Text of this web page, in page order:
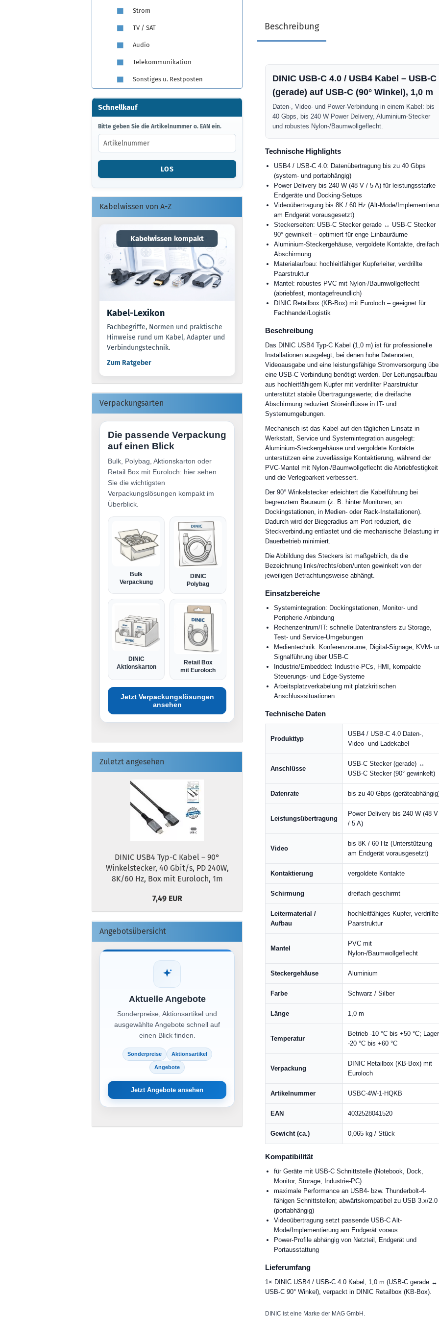
Beschreibung
DINIC USB-C 4.0 / USB4 Kabel – USB-C
(gerade) auf USB-C (90° Winkel), 1,0 m
Daten-, Video- und Power-Verbindung in einem Kabel: bis
40 Gbps, bis 240 W Power Delivery, Aluminium-Stecker
und robustes Nylon-/Baumwollgeflecht.
Technische Highlights
USB4 / USB-C 4.0: Datenübertragung bis zu 40 Gbps
(system- und portabhängig)
Power Delivery bis 240 W (48 V / 5 A) für leistungsstarke
Endgeräte und Docking-Setups
Videoübertragung bis 8K / 60 Hz (Alt-Mode/
am Endgerät vorausgesetzt)
Steckerseiten: USB-C Stecker gerade ↔ USB-C Stecker
90° gewinkelt – optimiert für enge Einbauräume
Aluminium-Steckergehäuse, vergoldete Kontakte,
Abschirmung
Materialaufbau: hochleitfähiger Kupferleiter, verdrillte
Paarstruktur
Mantel: robustes PVC mit Nylon-/Baumwollgeflecht
(abriebfest, montagefreundlich)
DINIC Retailbox (KB-Box) mit Euroloch – geeignet für
Fachhandel/Logistik
Beschreibung
Das DINIC USB4 Typ-C Kabel (1,0 m) ist für professionelle
Installationen ausgelegt, bei denen hohe Datenraten,
Videoausgabe und eine leistungsfähige Stromversorgung
eine USB-C Verbindung benötigt werden. Der Leitungsaufbau
aus hochleitfähigem Kupfer mit verdrillter Paarstruktur
unterstützt stabile Übertragungswerte; die dreifache
Abschirmung reduziert Störeinflüsse in IT- und
Systemumgebungen.
Mechanisch ist das Kabel auf den täglichen Einsatz in
Werkstatt, Service und Systemintegration ausgelegt:
Aluminium-Steckergehäuse und vergoldete Kontakte
unterstützen eine zuverlässige Kontaktierung, während der
PVC-Mantel mit Nylon-/Baumwollgeflecht die Abriebfestigkeit
und die Verlegbarkeit verbessert.
Der 90° Winkelstecker erleichtert die Kabelführung bei
begrenztem Bauraum (z. B. hinter Monitoren, an
Dockingstationen, in Medien- oder Rack-Installationen).
Dadurch wird der Biegeradius am Port reduziert, die
Steckverbindung entlastet und die mechanische Belastung
Dauerbetrieb minimiert.
Die Abbildung des Steckers ist maßgeblich, da die
Bezeichnung links/rechts/oben/unten gewinkelt von der
jeweiligen Betrachtungsweise abhängt.
Einsatzbereiche
Systemintegration: Dockingstationen, Monitor- und
Peripherie-Anbindung
Rechenzentrum/IT: schnelle Datentransfers zu Storage,
Test- und Service-Umgebungen
Medientechnik: Konferenzräume, Digital-Signage, KVM-
Signalführung über USB-C
Industrie/Embedded: Industrie-PCs, HMI, kompakte
Steuerungs- und Edge-Systeme
Arbeitsplatzverkabelung mit platzkritischen
Anschlusssituationen
Technische Daten
Produkttyp
USB4 / USB-C 4.0 Daten-,
Video- und Ladekabel
Anschlüsse
USB-C Stecker (gerade) ↔
USB-C Stecker (90° gewinkelt)
Datenrate bis zu 40 Gbps
Leistungsübertragung
Power Delivery bis 240 W (48 V
/ 5 A)
Video
bis 8K / 60 Hz (Unterstützung
am Endgerät vorausgesetzt)
Kontaktierung vergoldete Kontakte
Schirmung dreifach geschirmt
Leitermaterial /
Aufbau
hochleitfähiges Kupfer, verdrillte
Paarstruktur
Mantel
PVC mit
Nylon-/Baumwollgeflecht
Steckergehäuse Aluminium
Farbe Schwarz / Silber
Länge 1,0 m
Temperatur
Betrieb -10 °C bis +50 °C; Lager
-20 °C bis +60 °C
Verpackung
DINIC Retailbox (KB-Box) mit
Euroloch
Artikelnummer USBC-4W-1-HQKB
EAN 4032528041520
Gewicht (ca.) 0,065 kg / Stück
Kompatibilität
für Geräte mit USB-C Schnittstelle (Notebook, Dock,
Monitor, Storage, Industrie-PC)
maximale Performance an USB4- bzw. Thunderbolt-4-
fähigen Schnittstellen; abwärtskompatibel zu USB 3.x/2.0
(portabhängig)
Videoübertragung setzt passende USB-C Alt-
Mode/Implementierung am Endgerät voraus
Power-Profile abhängig von Netzteil, Endgerät und
Portausstattung
Lieferumfang
1× DINIC USB4 / USB-C 4.0 Kabel, 1,0 m (USB-C gerade ↔
USB-C 90° Winkel), verpackt in DINIC Retailbox (KB-Box).
DINIC ist eine Marke der MAG GmbH.
Strom
TV / SAT
Audio
Telekommunikation
Sonstiges u. Restposten
Schnellkauf
BITTE
GEBEN
SIE
DIE
ARTIKELNUMMER
EAN
EIN.
Bitte geben Sie die Artikelnummer o. EAN ein.
LOS
Kabelwissen von A-Z
Kabelwissen kompakt
Kabel-Lexikon
Fachbegriffe, Normen und praktische
Hinweise rund um Kabel, Adapter und
Verbindungstechnik.
Zum Ratgeber
Verpackungsarten
Die passende Verpackung
auf einen Blick
Bulk, Polybag, Aktionskarton oder
Retail Box mit Euroloch: hier sehen
Sie die wichtigsten
Verpackungslösungen kompakt im
Überblick.
Bulk
Verpackung
DINIC
Polybag
DINIC
Aktionskarton
Retail Box
mit Euroloch
Jetzt Verpackungslösungen
ansehen
Zuletzt angesehen
DINIC USB4 Typ-C Kabel – 90°
Winkelstecker, 40 Gbit/s, PD 240W,
8K/60 Hz, Box mit Euroloch, 1m
7,49 EUR
Angebotsübersicht
Aktuelle Angebote
Sonderpreise, Aktionsartikel und
ausgewählte Angebote schnell auf
einen Blick finden.
Sonderpreise Aktionsartikel
Angebote
Jetzt Angebote ansehen